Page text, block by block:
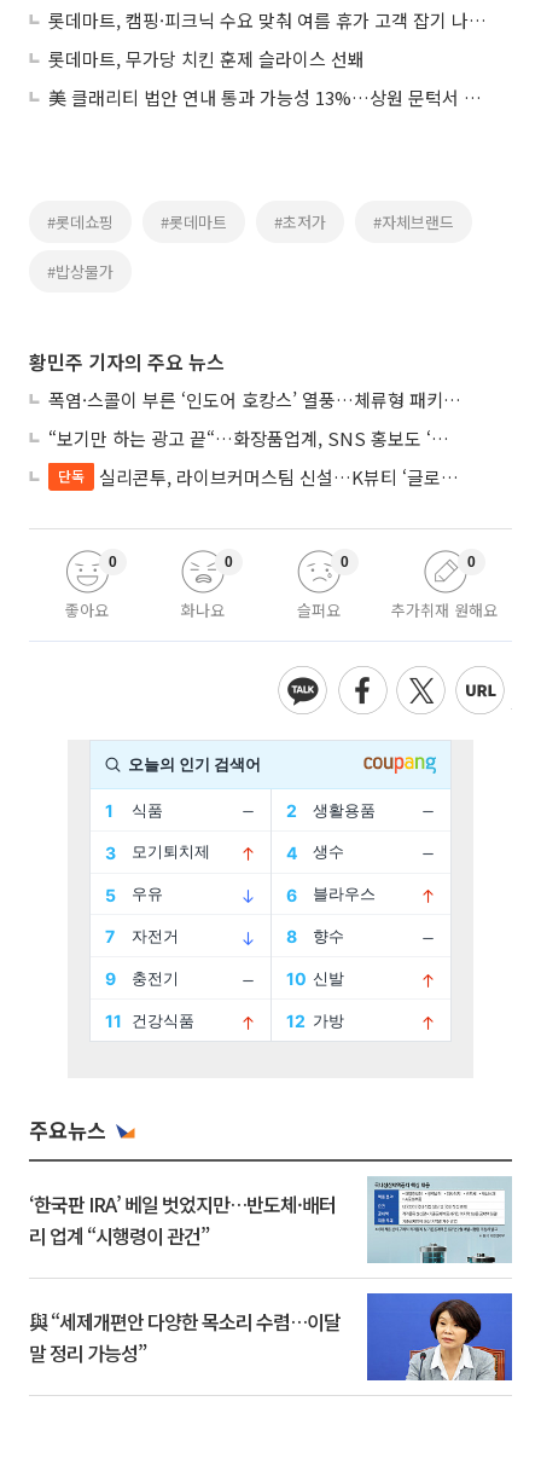
롯데마트, 캠핑·피크닉 수요 맞춰 여름 휴가 고객 잡기 나선다
롯데마트, 무가당 치킨 훈제 슬라이스 선봬
美 클래리티 법안 연내 통과 가능성 13%…상원 문턱서 제동
#롯데쇼핑 #롯데마트 #초저가 #자체브랜드
#밥상물가
황민주 기자의 주요 뉴스
폭염·스콜이 부른 ‘인도어 호캉스’ 열풍…체류형 패키지 뜬다
“보기만 하는 광고 끝“…화장품업계, SNS 홍보도 ‘참여형 콘텐츠’로 변모
단독 실리콘투, 라이브커머스팀 신설…K뷰티 ‘글로벌 판매망’ 확대
좋아요
0
화나요
0
슬퍼요
0
추가취재 원해요
0
주요뉴스
‘한국판 IRA’ 베일 벗었지만…반도체·배터
리 업계 “시행령이 관건”
與 “세제개편안 다양한 목소리 수렴…이달
말 정리 가능성”